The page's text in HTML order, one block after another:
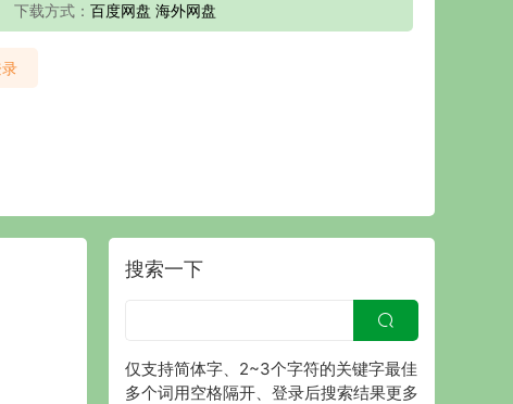
下载方式： 百度网盘 海外网盘
搜索一下
仅支持简体字、2~3个字符的关键字最佳
多个词用空格隔开、登录后搜索结果更多